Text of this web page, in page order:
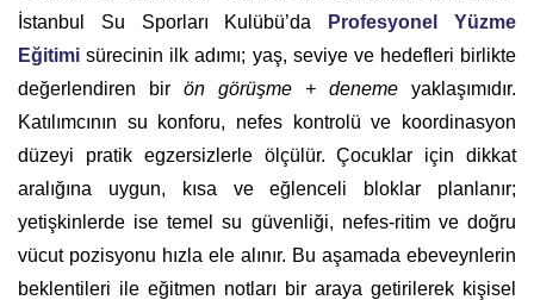
İstanbul Su Sporları Kulübü’da
Profesyonel Yüzme
Eğitimi sürecinin ilk adımı; yaş, seviye ve hedefleri birlikte
değerlendiren bir ön görüşme + deneme yaklaşımıdır.
Katılımcının su konforu, nefes kontrolü ve koordinasyon
düzeyi pratik egzersizlerle ölçülür. Çocuklar için dikkat
aralığına uygun, kısa ve eğlenceli bloklar planlanır;
yetişkinlerde ise temel su güvenliği, nefes-ritim ve doğru
vücut pozisyonu hızla ele alınır. Bu aşamada ebeveynlerin
beklentileri ile eğitmen notları bir araya getirilerek kişisel